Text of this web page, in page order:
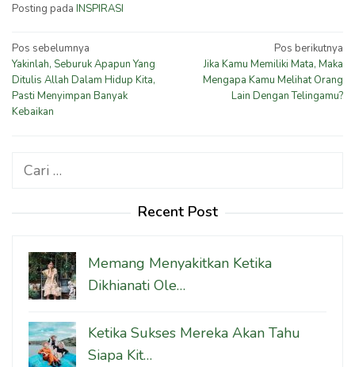
Posting pada INSPIRASI
Navigasi
pos
Pos sebelumnya
Yakinlah, Seburuk Apapun Yang
Ditulis Allah Dalam Hidup Kita,
Pasti Menyimpan Banyak
Kebaikan
Pos berikutnya
Jika Kamu Memiliki Mata, Maka
Mengapa Kamu Melihat Orang
Lain Dengan Telingamu?
Cari
Recent Post
Memang Menyakitkan Ketika
Dikhianati Ole…
Ketika Sukses Mereka Akan Tahu
Siapa Kit…